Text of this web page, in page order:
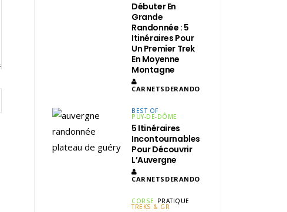
Débuter En
Grande
Randonnée : 5
Itinéraires Pour
Un Premier Trek
En Moyenne
Montagne
CARNETSDERANDO
BEST OF
PUY-DE-DÔME
5 Itinéraires
Incontournables
Pour Découvrir
L’Auvergne
CARNETSDERANDO
CORSE PRATIQUE
TREKS & GR